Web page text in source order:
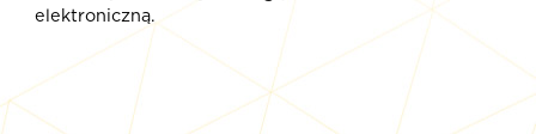
elektroniczną.